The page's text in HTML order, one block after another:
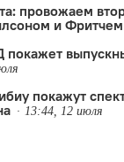
провожаем
и Фритчем
покажут
13:44, 12 июля